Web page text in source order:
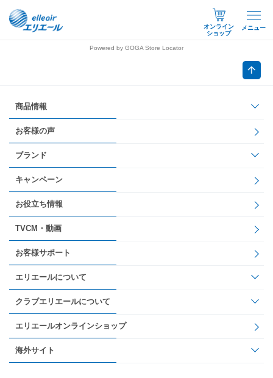
オンライン
ショップ
メニュー
Powered by GOGA Store Locator
商品情報
お客様の声
ブランド
キャンペーン
お役立ち情報
TVCM・動画
お客様サポート
エリエールについて
クラブエリエールについて
エリエールオンラインショップ
海外サイト